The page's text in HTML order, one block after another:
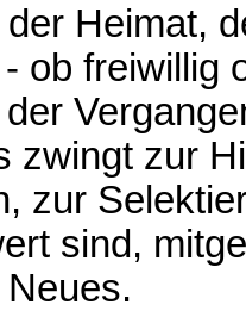
Heimat,
ob freiwillig
zwingt zur
zur
sind,